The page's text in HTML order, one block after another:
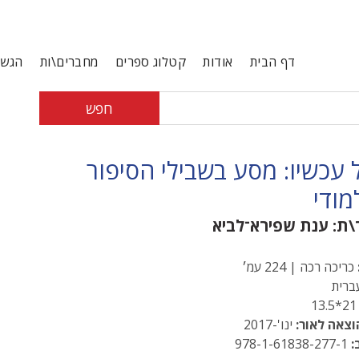
דף הבית אודות קטלוג ספרים מחברים\ות
חפש
עכשיו: מסע בשבילי הסיפור
ענת שפירא־לביא
כריכה רכה | 224 עמ׳
לאור: ינו'-2017